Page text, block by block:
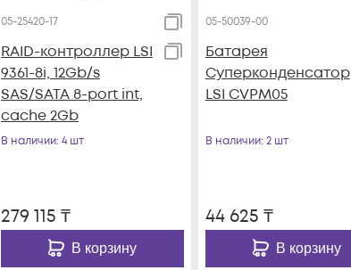
05-25420-17
RAID-контроллер LSI
9361-8i, 12Gb/s
SAS/SATA 8-port int,
cache 2Gb
В наличии: 4 шт
279 115 ₸
В корзину
05-50039-00
Батарея
Суперконденсатор
LSI CVPM05
В наличии: 2 шт
44 625 ₸
В корзину